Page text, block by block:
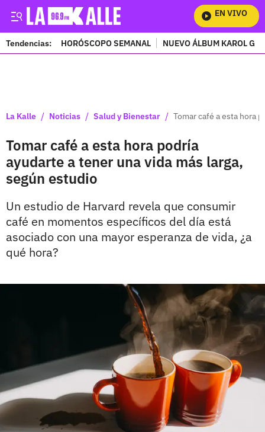
EN VIVO
Mira
Tendencias: HORÓSCOPO SEMANAL NUEVO ÁLBUM KAROL G
La Kalle / Noticias / Salud y Bienestar / Tomar café a esta hora
Tomar café a esta hora podría
ayudarte a tener una vida más larga,
según estudio
Un estudio de Harvard revela que consumir
café en momentos específicos del día está
asociado con una mayor esperanza de vida, ¿a
qué hora?